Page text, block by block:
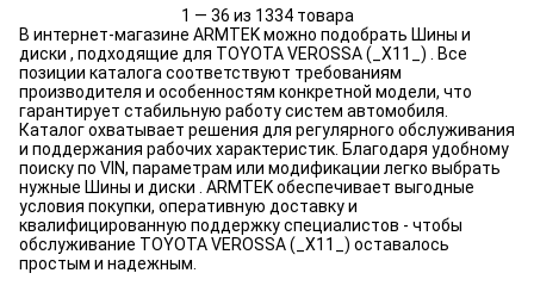
1 — 36 из 1334 товара
В интернет-магазине ARMTEK можно подобрать Шины и
диски , подходящие для TOYOTA VEROSSA (_X11_) . Все
позиции каталога соответствуют требованиям
производителя и особенностям конкретной модели, что
гарантирует стабильную работу систем автомобиля.
Каталог охватывает решения для регулярного обслуживания
и поддержания рабочих характеристик. Благодаря удобному
поиску по VIN, параметрам или модификации легко выбрать
нужные Шины и диски . ARMTEK обеспечивает выгодные
условия покупки, оперативную доставку и
квалифицированную поддержку специалистов - чтобы
обслуживание TOYOTA VEROSSA (_X11_) оставалось
простым и надежным.